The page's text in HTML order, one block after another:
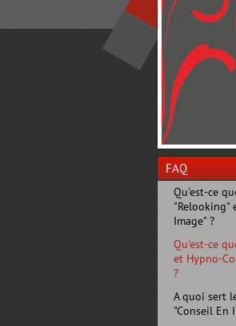
FAQ
Qu'est-ce
"Relooking"
Image" ?
Qu'est-ce
et Hypno-
?
A quoi sert
"Conseil En